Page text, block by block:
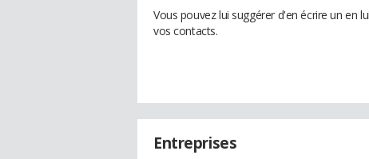
Vous pouvez lui suggérer d'en écrire un en
vos contacts.
Entreprises